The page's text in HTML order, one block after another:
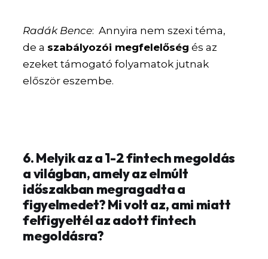
Radák Bence: Annyira nem szexi téma,
de a szabályozói megfelelőség és az
ezeket támogató folyamatok jutnak
először eszembe.
6. Melyik az a 1-2 fintech megoldás
a világban, amely az elmúlt
időszakban megragadta a
figyelmedet? Mi volt az, ami miatt
felfigyeltél az adott fintech
megoldásra?